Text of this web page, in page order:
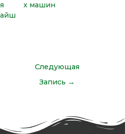
х машин
Следующая
Запись →